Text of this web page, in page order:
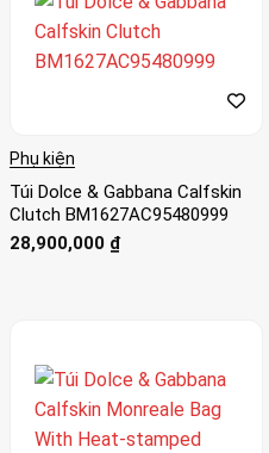
Phụ kiện
Túi Dolce & Gabbana Calfskin
Clutch BM1627AC95480999
28,900,000 ₫